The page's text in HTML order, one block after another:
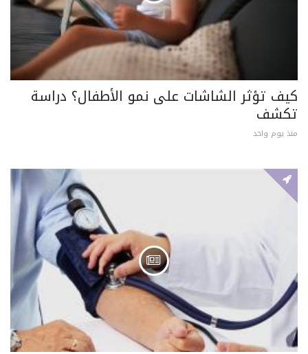
كيف تؤثر الشاشات على نمو الأطفال؟ دراسة
تكشف
منذ يوم واحد